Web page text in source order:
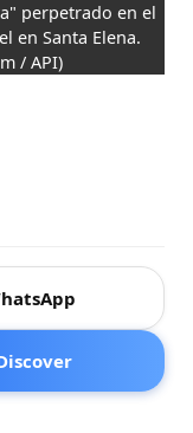
perpetrado en el
en Santa Elena.
/ API)